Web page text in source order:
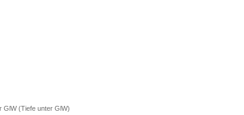
GlW (Tiefe unter GlW)